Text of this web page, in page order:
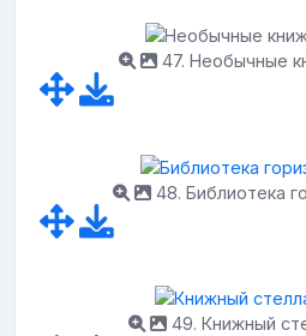
47. Необычные
48. Библиотека
49. Книжный